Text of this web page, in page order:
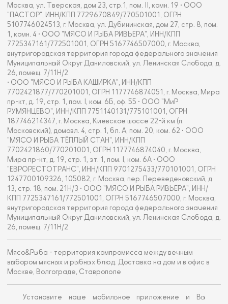
Москва, ул. Тверская, дом 23, стр.1, пом. II, комн. 19 • ООО
"ПАСТОР", ИНН/КПП 7729670849/770501001, ОГРН
5107746024513, г. Москва, ул. Дубининская, дом 27, стр. 8, пом.
1, комн. 4 • ООО "МЯСО И РЫБА РИВЬЕРА", ИНН/КПП
7725347161/772501001, ОГРН 5167746507000, г. Москва,
внутригородская территория города федерального значения
Муниципальный Округ Даниловский, ул. Ленинская Слобода, д.
26, помещ. 7/11Н/2
• ООО "МЯСО И РЫБА КАШИРКА", ИНН/КПП
7702421877/770201001, ОГРН 1177746874051, г. Москва, Мира
пр-кт, д. 19, стр. 1, пом. I, ком. 6Б, оф. 55 • ООО "МиР
РУМЯНЦЕВО", ИНН/КПП 7751140131/775101001, ОГРН
187746214347, г. Москва, Киевское шоссе 22-й км (п.
Московский), домовл. 4, стр. 1, бл. А, пом. 20, ком. 62 • ООО
"МЯСО И РЫБА ТЁПЛЫЙ СТАН", ИНН/КПП
7702421860/770201001, ОГРН 1177746874040, г. Москва,
Мира пр-кт, д. 19, стр. 1, эт. 1, пом. I, ком. 6А • ООО
"ЕВРОРЕСТОТРАНС", ИНН/КПП 9701275433/770101001, ОГРН
1247700109326, 105082, г. Москва, пер. Переведеновский, д
13, стр. 18, пом. 21Н/3 • ООО "МЯСО И РЫБА РИВЬЕРА", ИНН/
КПП 7725347161/772501001, ОГРН 5167746507000, г. Москва,
внутригородская территория города федерального значения
Муниципальный Округ Даниловский, ул. Ленинская Слобода, д.
26, помещ. 7/11Н/2
Мясо&Рыба - территория компромисса между вечным
выбором мясных и рыбных блюд. Доставка на дом и в офис в
Москве, Волгограде, Ставрополе
Установите наше мобильное приложение и Вы